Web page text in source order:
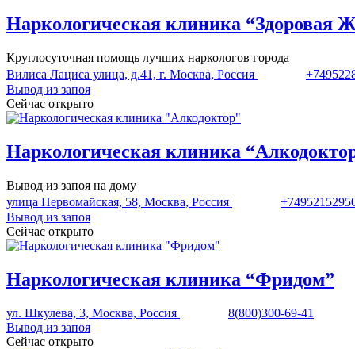
Наркологическая клиника “Здоровая
Круглосуточная помощь лучших наркологов города
Вилиса Лациса улица, д.41, г. Москва, Россия
Вывод из запоя
Сейчас открыто
Наркологическая клиника
Вывод из запоя на дому
улица Первомайская, 58, Москва, Россия
Вывод из запоя
Сейчас открыто
Наркологическая клиника “Фридом”
ул. Шкулева, 3, Москва, Россия
8(800)300-69-41
Вывод из запоя
Сейчас открыто